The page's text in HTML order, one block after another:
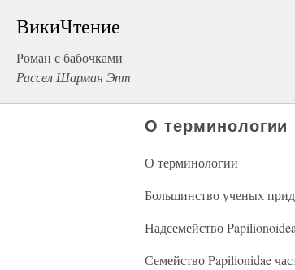
ВикиЧтение
Роман с бабочками
Рассел Шарман Эпт
О терминологии
О терминологии
Большинство ученых
Надсемейство
Семейство Papilionidae